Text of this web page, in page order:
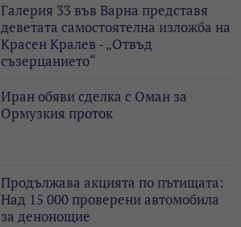
Галерия 33 във Варна представя
деветата самостоятелна изложба на
Красен Кралев - „Отвъд
съзерцанието“
Иран обяви сделка с Оман за
Ормузкия проток
Продължава акцията по пътищата:
Над 15 000 проверени автомобила
за денонощие